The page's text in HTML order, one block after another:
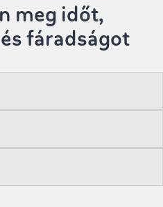
meg időt,
fáradságot